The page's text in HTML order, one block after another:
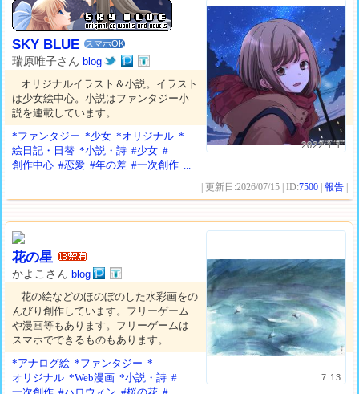
2022.1.1
SKY BLUE スマホOK
瑞原唯子さんblog
オリジナルイラスト＆小説。イラスト
は少女絵中心。小説はファンタジー小
説を連載しています。
*ファンタジー *少女 *オリジナル *
絵日記・日替 *小説・詩 #少女 #
創作中心 #恋愛 #年の差 #一次創作 ...
| 更新日:2026/07/15 | ID:7500 |報告
7.13
花の星
かよこさんblog
花の絵などのほのぼのした水彩画をの
んびり創作しています。フリーゲーム
や漫画等もあります。フリーゲームは
スマホでできるものもあります。
*アナログ絵 *ファンタジー *
オリジナル *Web漫画 *小説・詩 #